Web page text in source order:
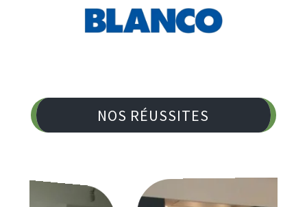
NOS RÉUSSITES